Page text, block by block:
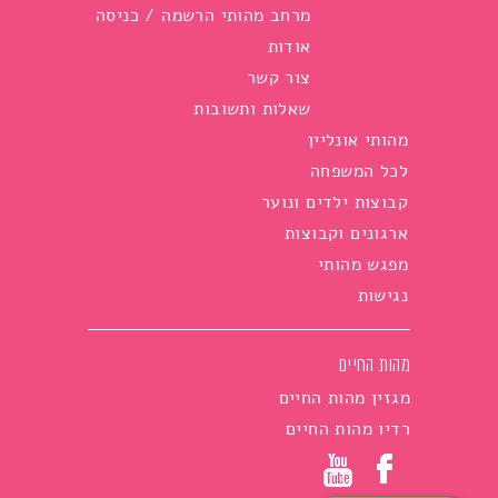
מרחב מהותי הרשמה / כניסה
אודות
צור קשר
שאלות ותשובות
מהותי אונליין
לכל המשפחה
קבוצות ילדים ונוער
ארגונים וקבוצות
מפגש מהותי
נגישות
מהות החיים
מגזין מהות החיים
רדיו מהות החיים